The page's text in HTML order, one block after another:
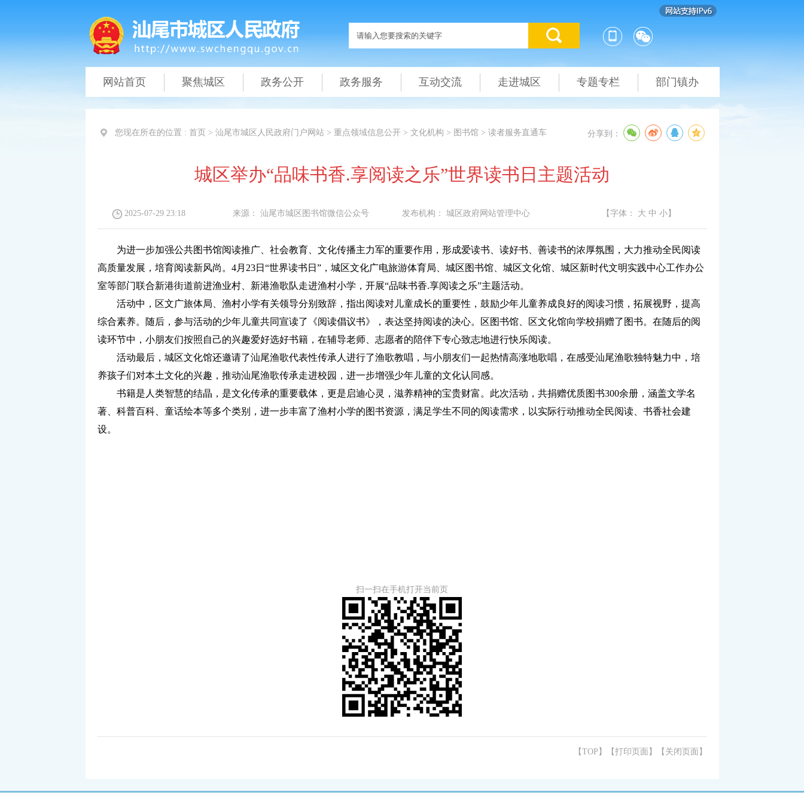
网站首页 聚焦城区 政务公开 政务服务 互动交流 走进城区 专题专栏 部门镇办
您现在所在的位置 : 首页 > 汕尾市城区人民政府门户网站> 重点领域信息公开> 文化机构 > 图书馆> 读者服务直通车 分享到：
城区举办“品味书香.享阅读之乐”世界读书日主题活动
2025-07-29 23:18 来源： 汕尾市城区图书馆微信公众号 发布机构： 城区政府网站管理中心 【字体： 大 中 小 】
为进一步加强公共图书馆阅读推广、社会教育、文化传播主力军的重要作用，形成爱读书、读好书、善读书的浓厚氛围，大力推动全民阅读
高质量发展，培育阅读新风尚。4月23日“世界读书日”，城区文化广电旅游体育局、城区图书馆、城区文化馆、城区新时代文明实践中心工作办公
室等部门联合新港街道前进渔业村、新港渔歌队走进渔村小学，开展“品味书香.享阅读之乐”主题活动。
活动中，区文广旅体局、渔村小学有关领导分别致辞，指出阅读对儿童成长的重要性，鼓励少年儿童养成良好的阅读习惯，拓展视野，提高
综合素养。随后，参与活动的少年儿童共同宣读了《阅读倡议书》，表达坚持阅读的决心。区图书馆、区文化馆向学校捐赠了图书。在随后的阅
读环节中，小朋友们按照自己的兴趣爱好选好书籍，在辅导老师、志愿者的陪伴下专心致志地进行快乐阅读。
活动最后，城区文化馆还邀请了汕尾渔歌代表性传承人进行了渔歌教唱，与小朋友们一起热情高涨地歌唱，在感受汕尾渔歌独特魅力中，培
养孩子们对本土文化的兴趣，推动汕尾渔歌传承走进校园，进一步增强少年儿童的文化认同感。
书籍是人类智慧的结晶，是文化传承的重要载体，更是启迪心灵，滋养精神的宝贵财富。此次活动，共捐赠优质图书300余册，涵盖文学名
著、科普百科、童话绘本等多个类别，进一步丰富了渔村小学的图书资源，满足学生不同的阅读需求，以实际行动推动全民阅读、书香社会建
设。
扫一扫在手机打开当前页
【TOP】 【 打印页面 】【 关闭页面 】